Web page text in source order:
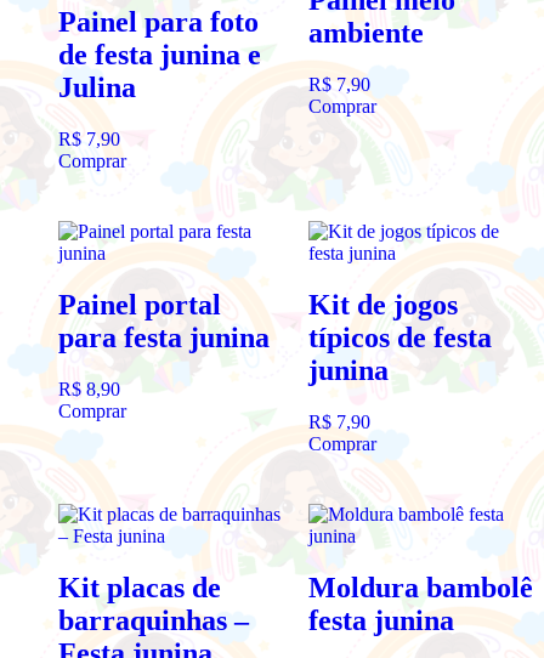
Painel para foto
de festa junina e
Julina
R$ 7,90
Comprar
ambiente
R$ 7,90
Comprar
Painel portal
para festa junina
R$ 8,90
Comprar
Kit de jogos
típicos de festa
junina
R$ 7,90
Comprar
Kit placas de
barraquinhas –
Moldura bambolê
festa junina